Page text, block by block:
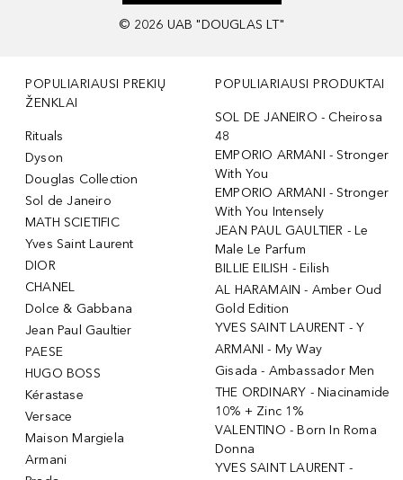
© 2026 UAB "DOUGLAS LT"
POPULIARIAUSI PREKIŲ
ŽENKLAI
Rituals
Dyson
Douglas Collection
Sol de Janeiro
MATH SCIETIFIC
Yves Saint Laurent
DIOR
CHANEL
Dolce & Gabbana
Jean Paul Gaultier
PAESE
HUGO BOSS
Kérastase
Versace
Maison Margiela
Armani
POPULIARIAUSI PRODUKTAI
SOL DE JANEIRO - Cheirosa
48
EMPORIO ARMANI - Stronger
With You
EMPORIO ARMANI - Stronger
With You Intensely
JEAN PAUL GAULTIER - Le
Male Le Parfum
BILLIE EILISH - Eilish
AL HARAMAIN - Amber Oud
Gold Edition
YVES SAINT LAURENT - Y
ARMANI - My Way
Gisada - Ambassador Men
THE ORDINARY - Niacinamide
10% + Zinc 1%
VALENTINO - Born In Roma
Donna
YVES SAINT LAURENT -